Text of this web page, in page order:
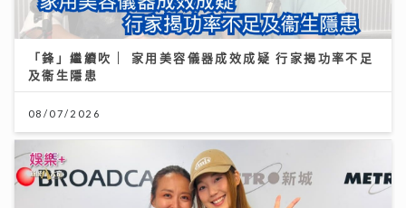
「鋒」繼續吹 | 家用美容儀器成效成疑 行家揭功率不足
及衞生隱患
08/07/2026